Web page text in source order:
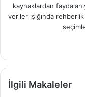
kaynaklardan
veriler ışığında
İlgili Makaleler